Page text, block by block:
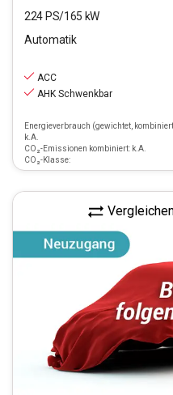
224 PS/165 kW
Automatik
ACC
AHK Schwenkbar
Energieverbrauch (gewichtet,
k.A.
CO₂-Emissionen kombiniert: k.A.
CO₂-Klasse: